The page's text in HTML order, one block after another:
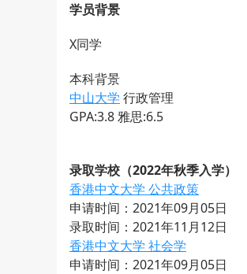
学员背景
X同学
本科背景
中山大学 行政管理
GPA:3.8 雅思:6.5
录取学校（2022年秋季入学）
香港中文大学 公共政策
申请时间：2021年09月05日
录取时间：2021年11月12日
香港中文大学 社会学
申请时间：2021年09月05日